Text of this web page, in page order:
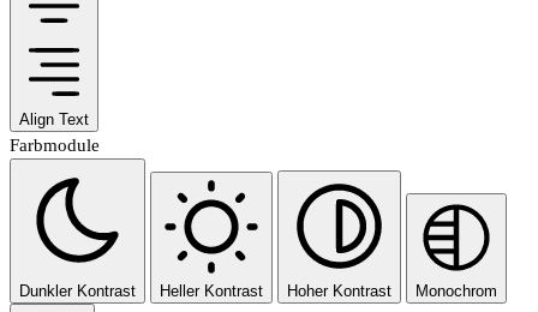
Align Text
Farbmodule
Dunkler Kontrast Heller Kontrast Hoher Kontrast Monochrom